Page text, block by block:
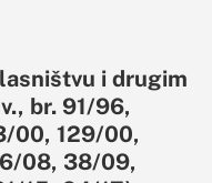
i drugim
br. 91/96,
00, 129/00,
08, 38/09,